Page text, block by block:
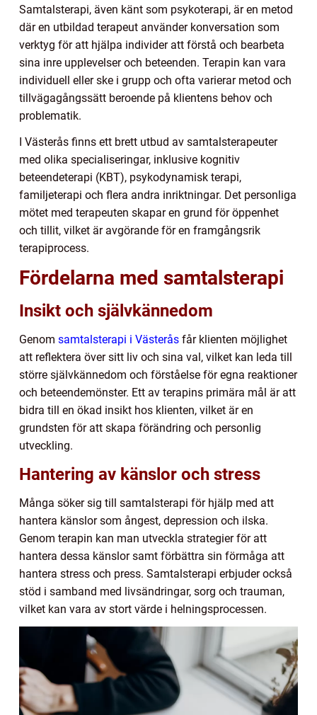
Samtalsterapi, även känt som psykoterapi, är en metod
där en utbildad terapeut använder konversation som
verktyg för att hjälpa individer att förstå och bearbeta
sina inre upplevelser och beteenden. Terapin kan vara
individuell eller ske i grupp och ofta varierar metod och
tillvägagångssätt beroende på klientens behov och
problematik.
I Västerås finns ett brett utbud av samtalsterapeuter
med olika specialiseringar, inklusive kognitiv
beteendeterapi (KBT), psykodynamisk terapi,
familjeterapi och flera andra inriktningar. Det personliga
mötet med terapeuten skapar en grund för öppenhet
och tillit, vilket är avgörande för en framgångsrik
terapiprocess.
Fördelarna med samtalsterapi
Insikt och självkännedom
Genom samtalsterapi i Västerås får klienten möjlighet
att reflektera över sitt liv och sina val, vilket kan leda till
större självkännedom och förståelse för egna reaktioner
och beteendemönster. Ett av terapins primära mål är att
bidra till en ökad insikt hos klienten, vilket är en
grundsten för att skapa förändring och personlig
utveckling.
Hantering av känslor och stress
Många söker sig till samtalsterapi för hjälp med att
hantera känslor som ångest, depression och ilska.
Genom terapin kan man utveckla strategier för att
hantera dessa känslor samt förbättra sin förmåga att
hantera stress och press. Samtalsterapi erbjuder också
stöd i samband med livsändringar, sorg och trauman,
vilket kan vara av stort värde i helningsprocessen.